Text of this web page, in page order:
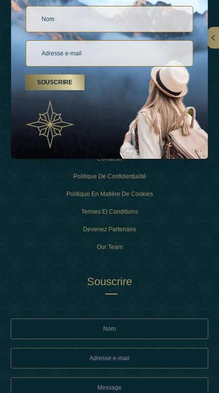
LIENS
À Propos De Nous
Types De Vacances
Contacter
Politique De Confidentialité
Politique En Matière De Cookies
Termes Et Conditions
Devenez Partenaire
Our Team
Souscrire
SOUSCRIRE